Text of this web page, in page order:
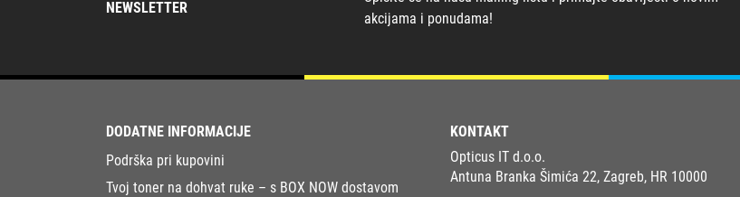
NEWSLETTER
akcijama i ponudama!
DODATNE INFORMACIJE
Podrška pri kupovini
Tvoj toner na dohvat ruke – s BOX NOW dostavom
KONTAKT
Opticus IT d.o.o.
Antuna Branka Šimića 22, Zagreb, HR 10000